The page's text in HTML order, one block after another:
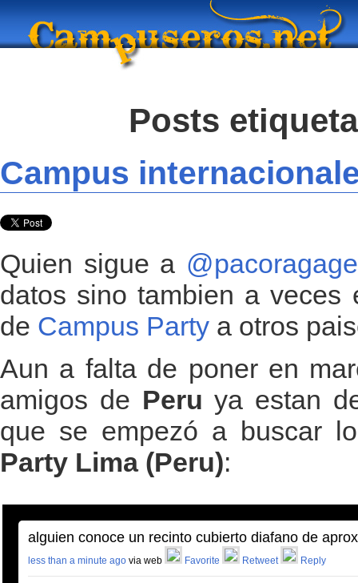
Posts
Campus
Quien sigue a
datos sino tambien a veces
de Campus Party a otros
Aun a falta de poner en
amigos de Peru ya estan
que se empezó a buscar
Party Lima (Peru):
alguien conoce un recinto cubierto diafano de
less than a minute ago via web Favorite Retweet Reply